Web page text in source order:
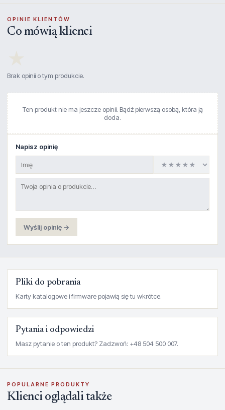
OPINIE KLIENTÓW
Co mówią klienci
Brak opinii o tym produkcie.
Ten produkt nie ma jeszcze opinii. Bądź pierwszą osobą, która ją
doda.
Napisz opinię
Wyślij opinię →
Pliki do pobrania
Karty katalogowe i firmware pojawią się tu wkrótce.
Pytania i odpowiedzi
Masz pytanie o ten produkt? Zadzwoń: +48 504 500 007.
POPULARNE PRODUKTY
Klienci oglądali także